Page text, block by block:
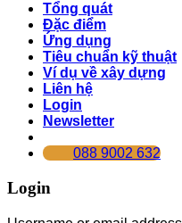
Tổng quát
Đặc điểm
Ứng dụng
Tiêu chuẩn kỹ thuật
Ví dụ về xây dựng
Liên hệ
Login
Newsletter
088 9002 632
Login